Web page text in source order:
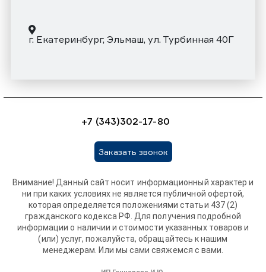
г. Екатеринбург, Эльмаш, ул. Турбинная 40Г
+7 (343)302-17-80
Заказать звонок
Внимание! Данный сайт носит информационный характер и
ни при каких условиях не является публичной офертой,
которая определяется положениями статьи 437 (2)
гражданского кодекса РФ. Для получения подробной
информации о наличии и стоимости указанных товаров и
(или) услуг, пожалуйста, обращайтесь к нашим
менеджерам. Или мы сами свяжемся с вами.